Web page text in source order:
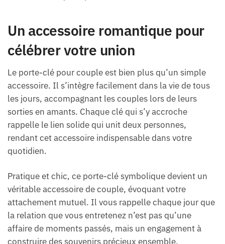
Un accessoire romantique pour
célébrer votre union
Le porte-clé pour couple est bien plus qu’un simple
accessoire. Il s’intègre facilement dans la vie de tous
les jours, accompagnant les couples lors de leurs
sorties en amants. Chaque clé qui s’y accroche
rappelle le lien solide qui unit deux personnes,
rendant cet accessoire indispensable dans votre
quotidien.
Pratique et chic, ce porte-clé symbolique devient un
véritable accessoire de couple, évoquant votre
attachement mutuel. Il vous rappelle chaque jour que
la relation que vous entretenez n’est pas qu’une
affaire de moments passés, mais un engagement à
construire des souvenirs précieux ensemble.